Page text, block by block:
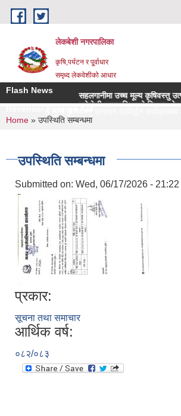
Skip to main content
लेकबेशी नगरपालिका
कृषि,पर्यटन र पू्र्वाधार
समृध्द लेकवेशीको आधार
Flash News
सहलगानीमा उच्च मूल्य कृषिवस्तु
लकेवेशी नगरपालिकाको नियमन
You are here
Home » उपस्थिति सम्बन्धमा
उपस्थिति सम्बन्धमा
Submitted on: Wed, 06/17/2026 - 21:22
प्रकार:
सूचना तथा समाचार
आर्थिक वर्ष:
०८२/०८३